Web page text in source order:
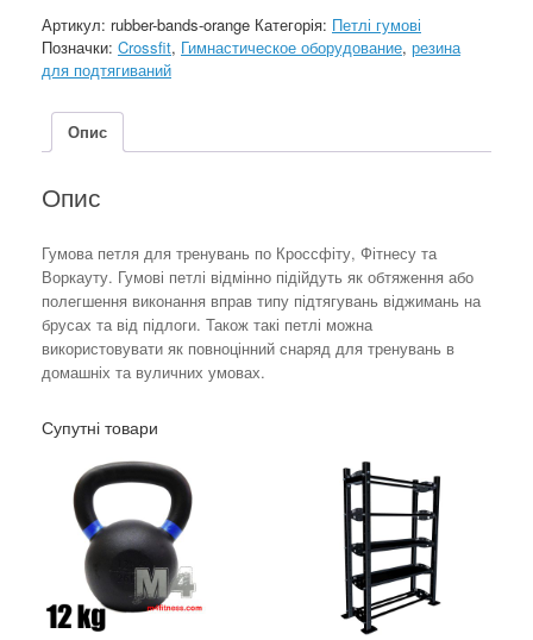
Артикул: rubber-bands-orange Категорія: Петлі гумові
Позначки: Crossfit, Гимнастическое оборудование, резина
для подтягиваний
Опис
Опис
Гумова петля для тренувань по Кроссфіту, Фітнесу та
Воркауту. Гумові петлі відмінно підійдуть як обтяження або
полегшення виконання вправ типу підтягувань віджимань на
брусах та від підлоги. Також такі петлі можна
використовувати як повноцінний снаряд для тренувань в
домашніх та вуличних умовах.
Супутні товари